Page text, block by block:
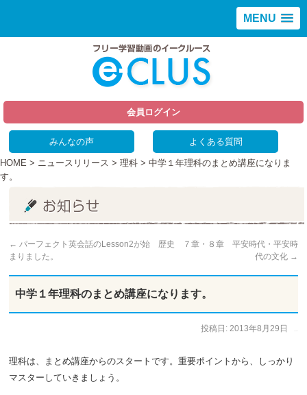
MENU
会員ログイン
みんなの声 よくある質問
HOME > ニュースリリース > 理科 > 中学１年理科のまとめ講座になりま
す。
← パーフェクト英会話のLesson2が始
まりました。
歴史 ７章・８章 平安時代・平安時
代の文化 →
中学１年理科のまとめ講座になります。
投稿日: 2013年8月29日
理科は、まとめ講座からのスタートです。重要ポイントから、しっかり
マスターしていきましょう。